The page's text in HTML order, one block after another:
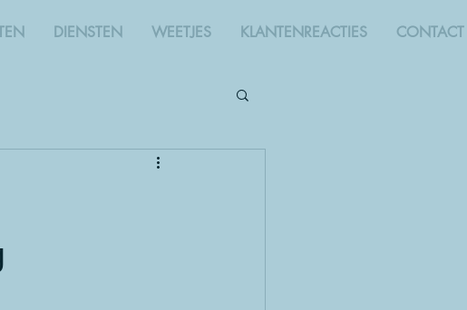
DIENSTEN WEETJES KLANTENREACTIES CONTACT